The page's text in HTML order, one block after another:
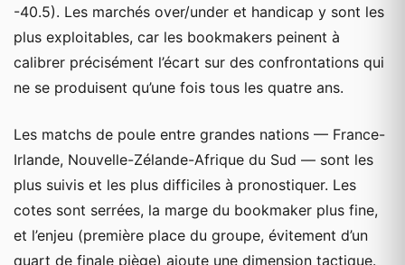
-40.5). Les marchés over/under et handicap y sont les
plus exploitables, car les bookmakers peinent à
calibrer précisément l’écart sur des confrontations qui
ne se produisent qu’une fois tous les quatre ans.
Les matchs de poule entre grandes nations — France-
Irlande, Nouvelle-Zélande-Afrique du Sud — sont les
plus suivis et les plus difficiles à pronostiquer. Les
cotes sont serrées, la marge du bookmaker plus fine,
et l’enjeu (première place du groupe, évitement d’un
quart de finale piège) ajoute une dimension tactique.